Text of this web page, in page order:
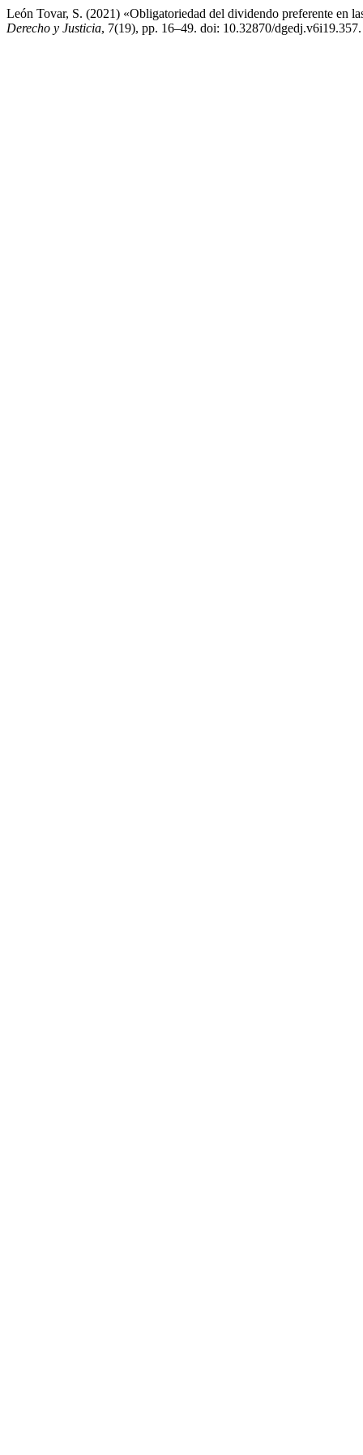
León Tovar, S. (2021) «Obligatoriedad del dividendo preferente en
Derecho y Justicia, 7(19), pp. 16–49. doi: 10.32870/dgedj.v6i19.357.